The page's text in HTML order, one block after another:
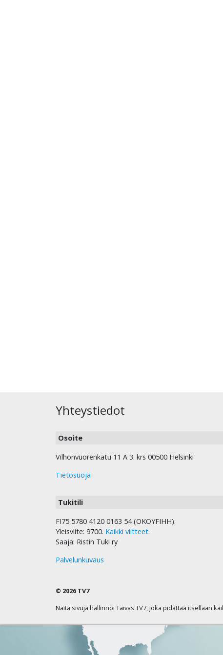
Yhteystiedot
Osoite
Vilhonvuorenkatu 11 A 3. krs 00500 Helsinki
Tietosuoja
Tukitili
FI75 5780 4120 0163 54 (OKOYFIHH).
Yleisviite: 9700. Kaikki viitteet.
Saaja: Ristin Tuki ry
Palvelunkuvaus
© 2026 TV7
Näitä sivuja hallinnoi Taivas TV7, joka pidättää itsellään